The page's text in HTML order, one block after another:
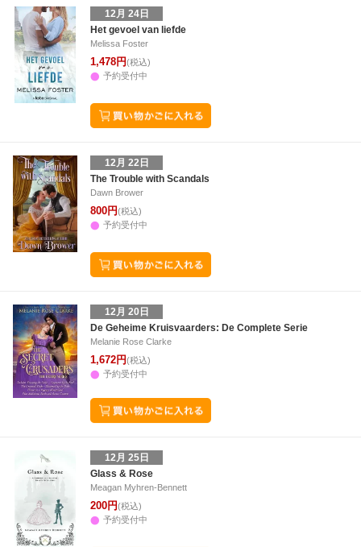
12月 24日
Het gevoel van liefde
Melissa Foster
1,478円(税込)
予約受付中
12月 22日
The Trouble with Scandals
Dawn Brower
800円(税込)
予約受付中
12月 20日
De Geheime Kruisvaarders: De Complete Serie
Melanie Rose Clarke
1,672円(税込)
予約受付中
12月 25日
Glass & Rose
Meagan Myhren-Bennett
200円(税込)
予約受付中